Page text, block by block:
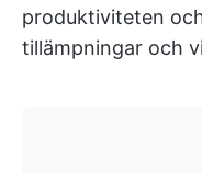
produktiviteten
tillämpningar och